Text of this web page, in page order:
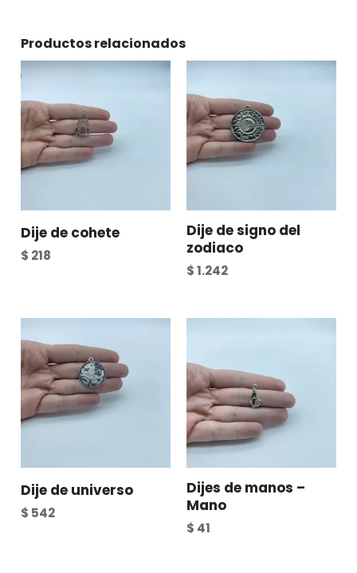
Productos relacionados
Dije de cohete
$ 218
Dije de signo del
zodiaco
$1.242
Dije de universo
$ 542
Dijes de manos –
Mano
$ 41